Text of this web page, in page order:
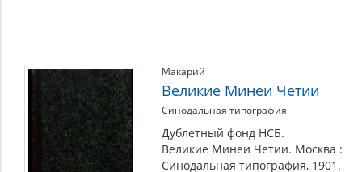
Макарий
Великие Минеи Четии
Синодальная типография
Дублетный фонд НСБ.
Великие Минеи Четии. Москва :
Синодальная типография, 1901.